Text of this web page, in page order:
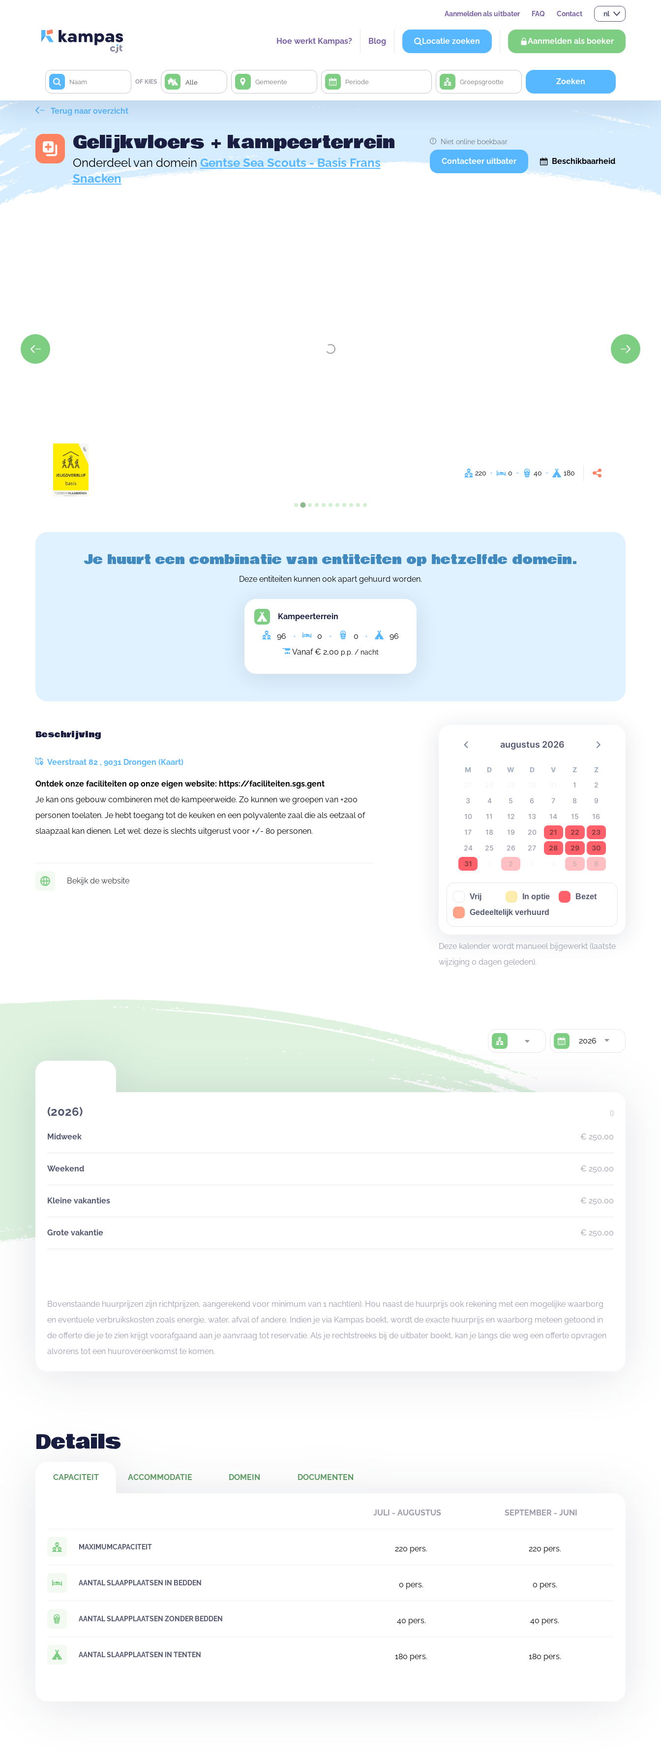
Aanmelden als uitbater FAQ Contact nl
Hoe werkt Kampas? Blog Locatie zoeken Aanmelden als boeker
OF KIES Alle Zoeken
Terug naar overzicht
Gelijkvloers + kampeerterrein
Onderdeel van domeinGentse Sea Scouts - Basis Frans
Snacken
Niet online boekbaar
Contacteer uitbater Beschikbaarheid
220 0 40 180
Je huurt een combinatie van entiteiten op hetzelfde domein.
Deze entiteiten kunnen ook apart gehuurd worden.
Kampeerterrein
96 0 0
96
Vanaf € 2,00 p.p. / nacht
Beschrijving
Veerstraat 82 , 9031 Drongen (Kaart)
Ontdek onze faciliteiten op onze eigen website: https://faciliteiten.sgs.gent
Je kan ons gebouw combineren met de kampeerweide. Zo kunnen we groepen van +200
personen toelaten. Je hebt toegang tot de keuken en een polyvalente zaal die als eetzaal of
slaapzaal kan dienen. Let wel: deze is slechts uitgerust voor +/- 80 personen.
Bekijk de website
augustus 2026
M D W D V Z
Z
1
2
3
4 5 6 7 8
9
10
11 12 13 14 15
16
17
18 19 20 21 22
23
24
25 26 27 28 29
30
31
2 5 6
Vrij In optie
Bezet
Gedeeltelijk verhuurd
Deze kalender wordt manueel bijgewerkt (laatste
wijziging 0 dagen geleden).
2026
(2026) ()
Midweek € 250,00
Weekend € 250,00
Kleine vakanties € 250,00
Grote vakantie € 250,00
Bovenstaande huurprijzen zijn richtprijzen, aangerekend voor minimum van 1 nacht(en). Hou naast de huurprijs ook rekening met een mogelijke waarborg
en eventuele verbruikskosten zoals energie, water, afval of andere. Indien je via Kampas boekt, wordt de exacte huurprijs en waarborg meteen getoond in
de offerte die je te zien krijgt voorafgaand aan je aanvraag tot reservatie. Als je rechtstreeks bij de uitbater boekt, kan je langs die weg een offerte opvragen
alvorens tot een huurovereenkomst te komen.
Details
CAPACITEIT ACCOMMODATIE DOMEIN DOCUMENTEN
JULI - AUGUSTUS SEPTEMBER - JUNI
MAXIMUMCAPACITEIT 220 pers. 220 pers.
AANTAL SLAAPPLAATSEN IN BEDDEN 0 pers. 0 pers.
AANTAL SLAAPPLAATSEN ZONDER BEDDEN 40 pers. 40 pers.
AANTAL SLAAPPLAATSEN IN TENTEN 180 pers. 180 pers.